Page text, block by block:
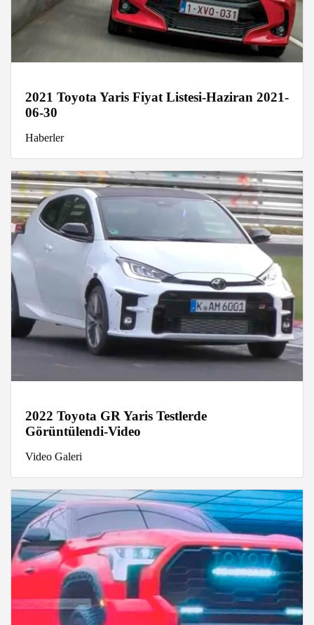
2021 Toyota Yaris Fiyat Listesi-Haziran 2021-
06-30
Haberler
2022 Toyota GR Yaris Testlerde
Görüntülendi-Video
Video Galeri